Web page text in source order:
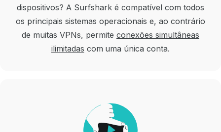
dispositivos? A Surfshark é compatível com todos
os principais sistemas operacionais e, ao contrário
de muitas VPNs, permite conexões simultâneas
ilimitadas com uma única conta.